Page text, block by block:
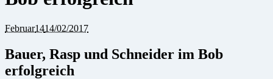
Februar1414/02/2017
Bauer, Rasp und Schneider im Bob
erfolgreich